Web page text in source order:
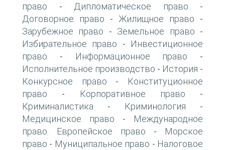
право - Дипломатическое право -
Договорное право - Жилищное право -
Зарубежное право - Земельное право -
Избирательное право -
Инвестиционное
право - Информационное право -
Исполнительное производство - История -
Конкурсное право -
Конституционное
право - Корпоративное право -
Криминалистика - Криминология -
Медицинское право -
Международное
право. Европейское право -
Морское
право - Муниципальное право - Налоговое